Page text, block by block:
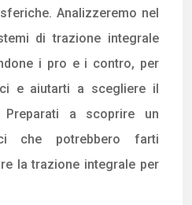
Analizzeremo nel
di trazione integrale
i pro e i contro, per
e aiutarti a scegliere il
a scoprire un
che potrebbero farti
la trazione integrale per